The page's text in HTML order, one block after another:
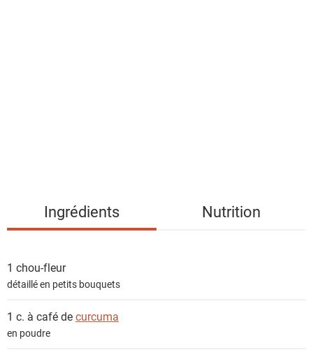
e
n
t
Ingrédients Nutrition
1 chou-fleur
détaillé en petits bouquets
1 c. à café decurcuma
en poudre